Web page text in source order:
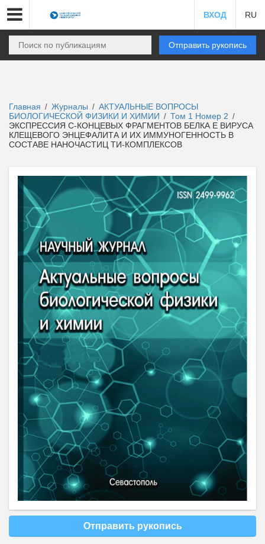
ВХОД RU
Отправить рукопись
Главная / Журналы / АКТУАЛЬНЫЕ ВОПРОСЫ
БИОЛОГИЧЕСКОЙ ФИЗИКИ И ХИМИИ / Том 1 Номер 2 /
ЭКСПРЕССИЯ С-КОНЦЕВЫХ ФРАГМЕНТОВ БЕЛКА Е ВИРУСА
КЛЕЩЕВОГО ЭНЦЕФАЛИТА И ИХ ИММУНОГЕННОСТЬ В
СОСТАВЕ НАНОЧАСТИЦ ТИ-КОМПЛЕКСОВ
Отправить рукопись